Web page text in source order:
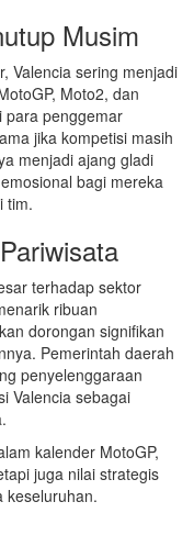
Musim
Valencia sering menjadi
Moto2, dan
para penggemar
jika kompetisi masih
menjadi ajang gladi
bagi mereka
tim.
terhadap sektor
ribuan
dorongan signifikan
Pemerintah daerah
penyelenggaraan
Valencia sebagai
kalender MotoGP,
juga nilai strategis
keseluruhan.